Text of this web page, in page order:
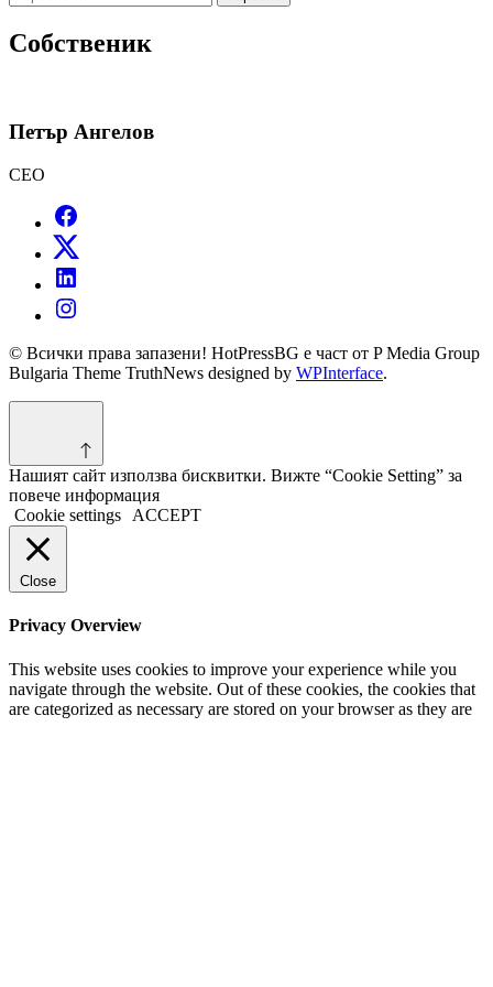
за:
Собственик
Петър Ангелов
CEO
© Всички права запазени! HotPressBG е част от P Media Group
Bulgaria Theme TruthNews designed by WPInterface.
Нашият сайт използва бисквитки. Вижте “Cookie Setting” за
повече информация
Cookie settings
ACCEPT
Close
Privacy Overview
This website uses cookies to improve your experience while you
navigate through the website. Out of these cookies, the cookies that
are categorized as necessary are stored on your browser as they are